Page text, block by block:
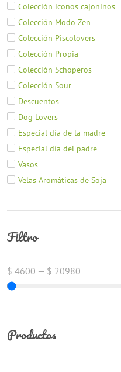
Colección íconos cajoninos
Colección Modo Zen
Colección Piscolovers
Colección Propia
Colección Schoperos
Colección Sour
Descuentos
Dog Lovers
Especial día de la madre
Especial día del padre
Vasos
Velas Aromáticas de Soja
Filtro
$ 4600 — $ 20980
Productos